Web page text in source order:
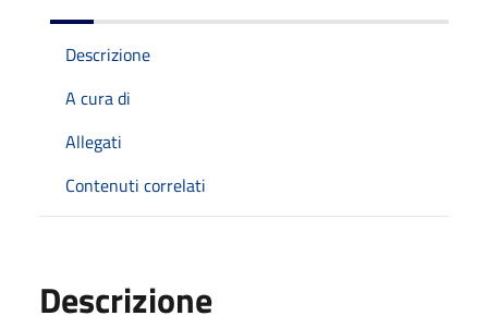
Descrizione
A cura di
Allegati
Contenuti correlati
Descrizione